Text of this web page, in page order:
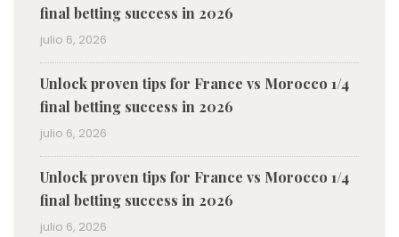
final betting success in 2026
julio 6, 2026
Unlock proven tips for France vs Morocco 1/4
final betting success in 2026
julio 6, 2026
Unlock proven tips for France vs Morocco 1/4
final betting success in 2026
julio 6, 2026